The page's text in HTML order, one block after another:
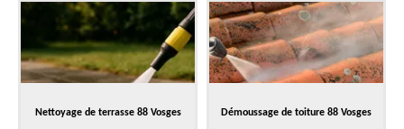
Nettoyage de terrasse 88 Vosges Démoussage de toiture 88 Vosges